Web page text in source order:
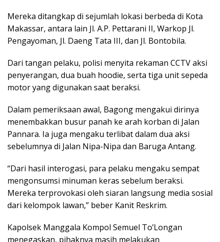
Mereka ditangkap di sejumlah lokasi berbeda di Kota
Makassar, antara lain Jl. A.P. Pettarani II, Warkop Jl.
Pengayoman, Jl. Daeng Tata III, dan Jl. Bontobila.
Dari tangan pelaku, polisi menyita rekaman CCTV aksi
penyerangan, dua buah hoodie, serta tiga unit sepeda
motor yang digunakan saat beraksi.
Dalam pemeriksaan awal, Bagong mengakui dirinya
menembakkan busur panah ke arah korban di Jalan
Pannara. Ia juga mengaku terlibat dalam dua aksi
sebelumnya di Jalan Nipa-Nipa dan Baruga Antang.
“Dari hasil interogasi, para pelaku mengaku sempat
mengonsumsi minuman keras sebelum beraksi.
Mereka terprovokasi oleh siaran langsung media sosial
dari kelompok lawan,” beber Kanit Reskrim.
Kapolsek Manggala Kompol Semuel To’Longan
menegaskan, pihaknya masih melakukan